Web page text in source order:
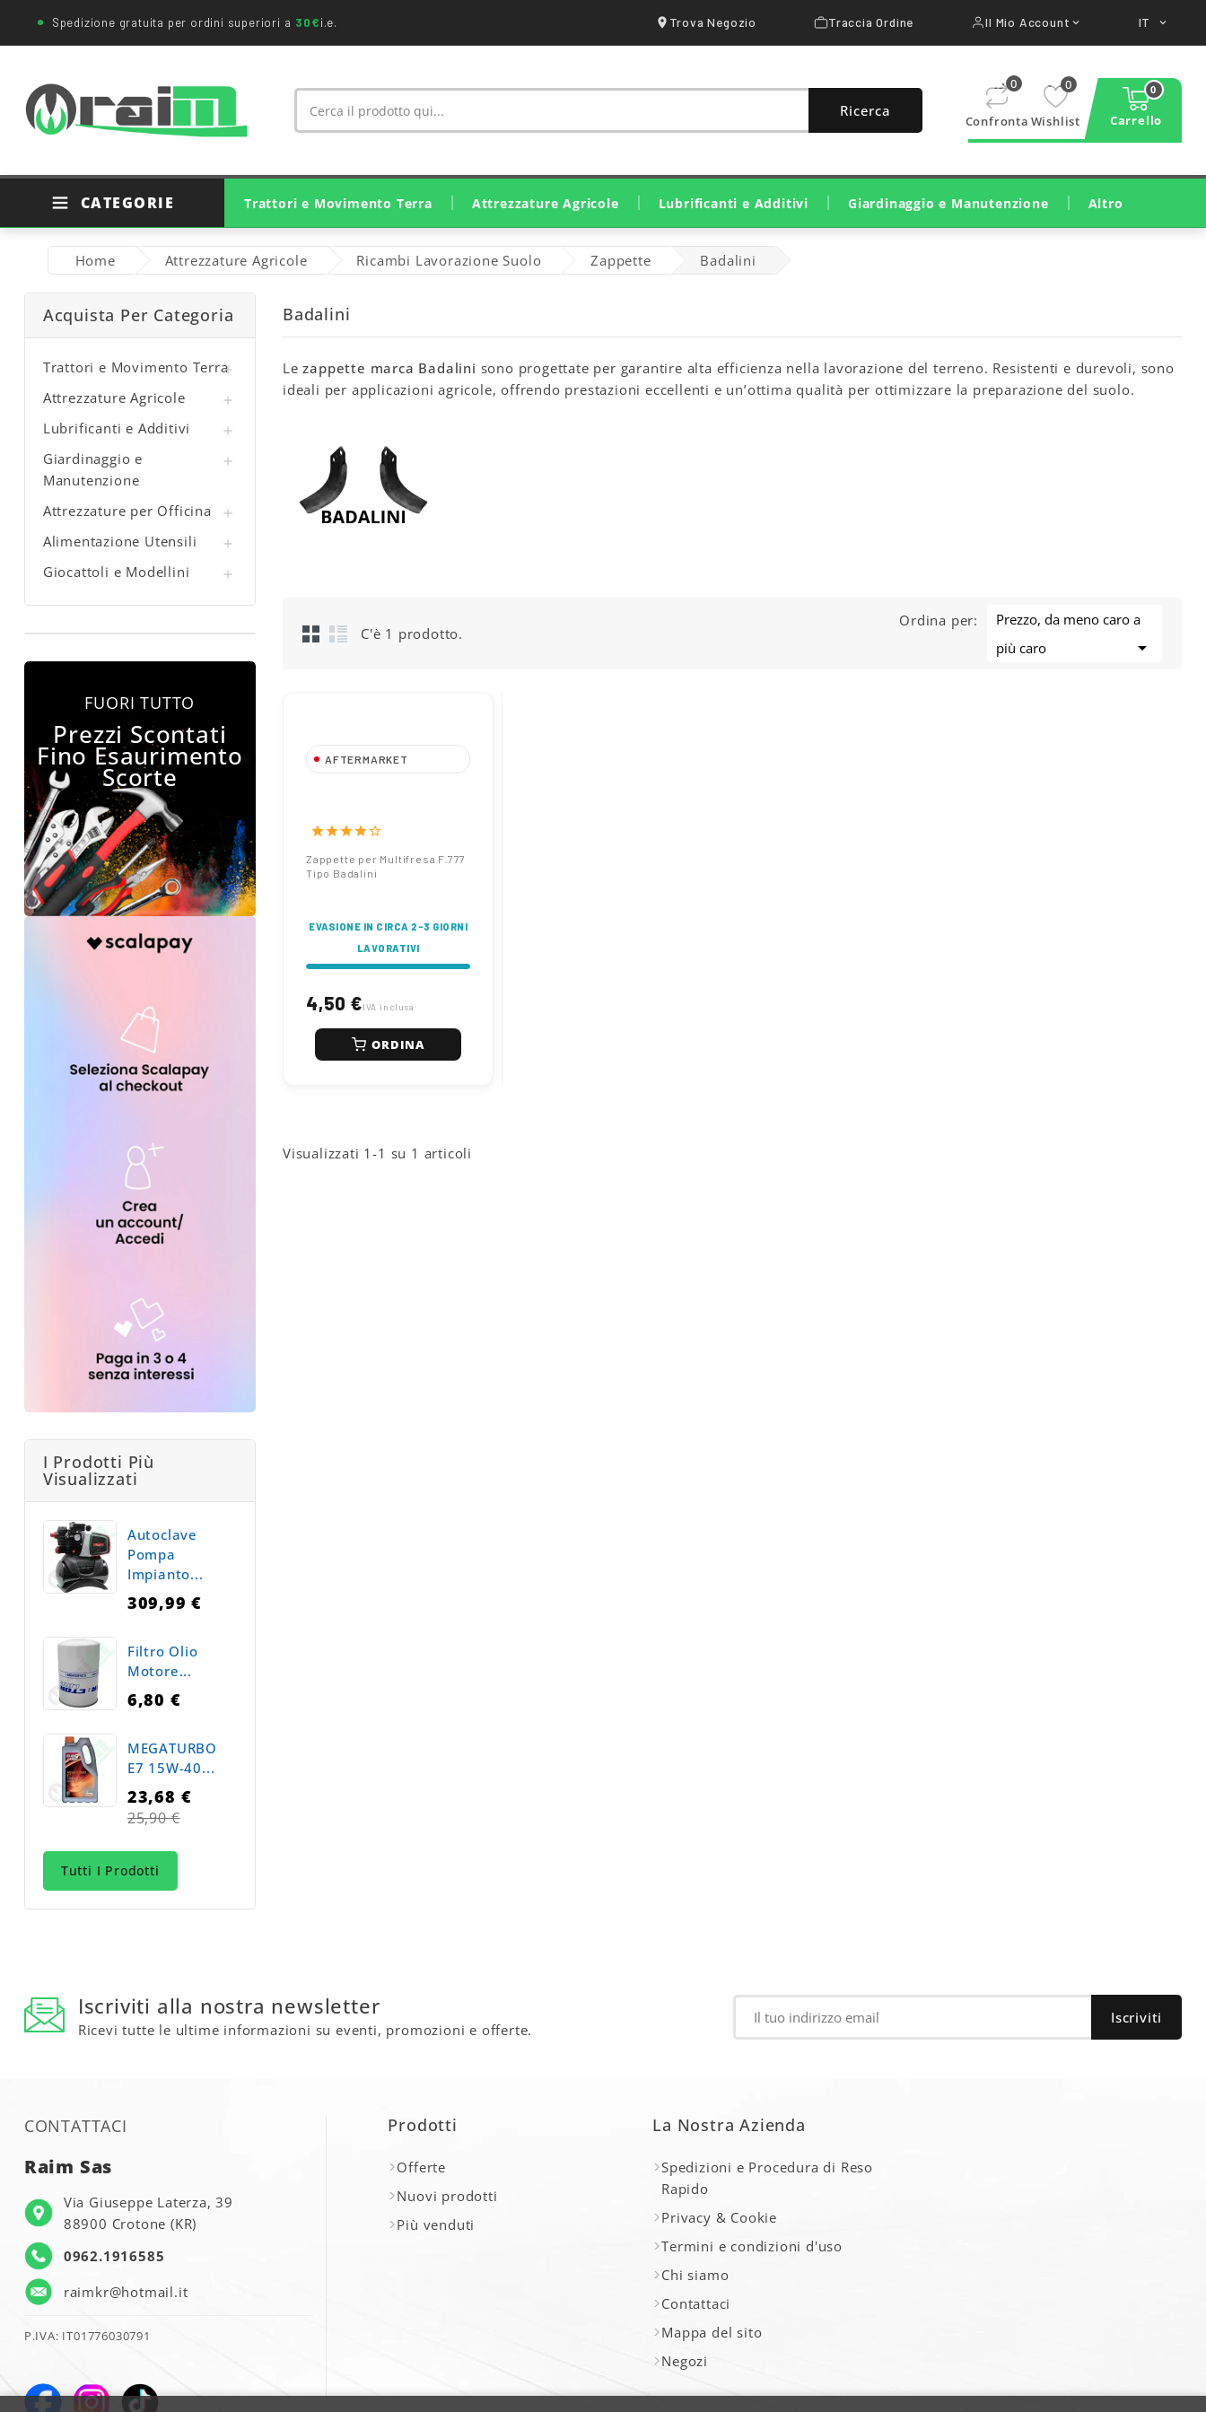
Spedizione gratuita per ordini superiori a 30€i.e. Trova Negozio Traccia Ordine Il Mio Account IT
Ricerca

Confronta
0 
Wishlist
0 0
Carrello
CATEGORIE Trattori e Movimento Terra Attrezzature Agricole Lubrificanti e Additivi Giardinaggio e Manutenzione Altro
Home Attrezzature Agricole Ricambi Lavorazione Suolo Zappette Badalini
Acquista Per Categoria
Trattori e Movimento Terra

Attrezzature Agricole 
Lubrificanti e Additivi 
Giardinaggio e
Manutenzione

Attrezzature per Officina 
Alimentazione Utensili 
Giocattoli e Modellini 
FUORI TUTTO
Prezzi Scontati
Fino Esaurimento
Scorte
I Prodotti Più
Visualizzati
Autoclave
Pompa
Impianto...
309,99 €
Filtro Olio
Motore...
6,80 €
MEGATURBO
E7 15W-40...
23,68 €
Prezzo
25,90 €
Tutti I Prodotti
Badalini
Lezappette marca Badalini sono progettate per garantire alta efficienza nella lavorazione del terreno. Resistenti e durevoli, sono
ideali per applicazioni agricole, offrendo prestazioni eccellenti e un’ottima qualità per ottimizzare la preparazione del suolo.
C'è 1 prodotto.
Ordina per:
Prezzo, da meno caro a
più caro

AFTERMARKET
starstarstarstarstar_border
Zappette per Multifresa F.777
Tipo Badalini
EVASIONE IN CIRCA 2-3 GIORNI
LAVORATIVI
4,50 €IVA inclusa
ORDINA
Visualizzati 1-1 su 1 articoli
Iscriviti alla nostra newsletter
Ricevi tutte le ultime informazioni su eventi, promozioni e offerte.
CONTATTACI
Raim Sas
Via Giuseppe Laterza, 39
88900 Crotone (KR)
0962.1916585
raimkr@hotmail.it
P.IVA: IT01776030791
Prodotti
Offerte
Nuovi prodotti
Più venduti
La Nostra Azienda
Spedizioni e Procedura di Reso
Rapido
Privacy & Cookie
Termini e condizioni d'uso
Chi siamo
Contattaci
Mappa del sito
Negozi